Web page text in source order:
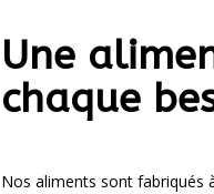
Une
chaque
Nos aliments sont fabriqués